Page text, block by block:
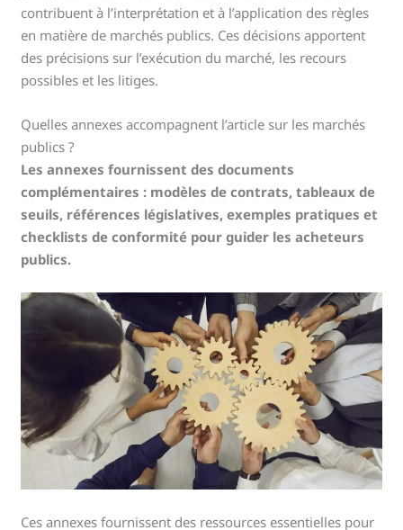
contribuent à l’interprétation et à l’application des règles
en matière de marchés publics. Ces décisions apportent
des précisions sur l’exécution du marché, les recours
possibles et les litiges.
Quelles annexes accompagnent l’article sur les marchés
publics ?
Les annexes fournissent des documents
complémentaires : modèles de contrats, tableaux de
seuils, références législatives, exemples pratiques et
checklists de conformité pour guider les acheteurs
publics.
Ces annexes fournissent des ressources essentielles pour